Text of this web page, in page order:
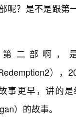
呢？是不是跟第
二部啊，
）
事更早，讲的
）的故事。